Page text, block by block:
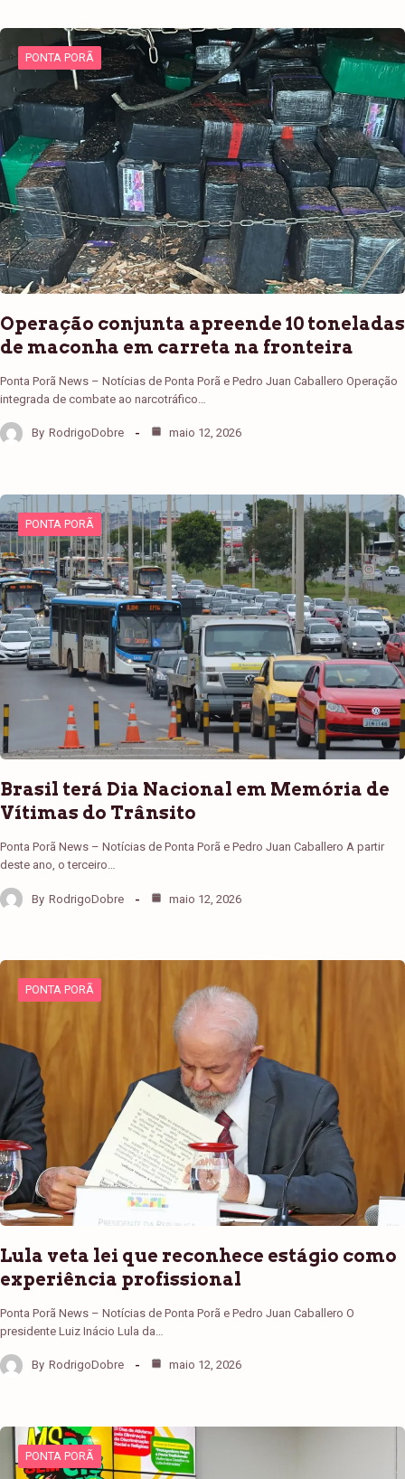
PONTA PORÃ
Operação conjunta apreende 10 toneladas
de maconha em carreta na fronteira
Ponta Porã News – Notícias de Ponta Porã e Pedro Juan Caballero Operação
integrada de combate ao narcotráfico…
By RodrigoDobre maio 12, 2026
PONTA PORÃ
Brasil terá Dia Nacional em Memória de
Vítimas do Trânsito
Ponta Porã News – Notícias de Ponta Porã e Pedro Juan Caballero A partir
deste ano, o terceiro…
By RodrigoDobre maio 12, 2026
PONTA PORÃ
Lula veta lei que reconhece estágio como
experiência profissional
Ponta Porã News – Notícias de Ponta Porã e Pedro Juan Caballero O
presidente Luiz Inácio Lula da…
By RodrigoDobre maio 12, 2026
PONTA PORÃ